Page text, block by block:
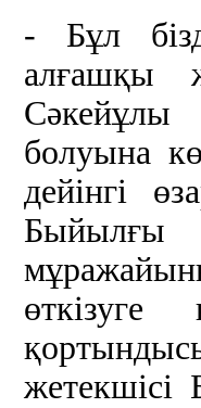
- Бұл
алғашқы
Сәкейұлы
болуына
дейінгі
Быйылғы
жетекшісі